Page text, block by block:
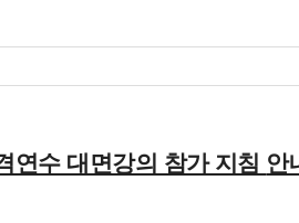
연수 대면강의 참가 지침 안